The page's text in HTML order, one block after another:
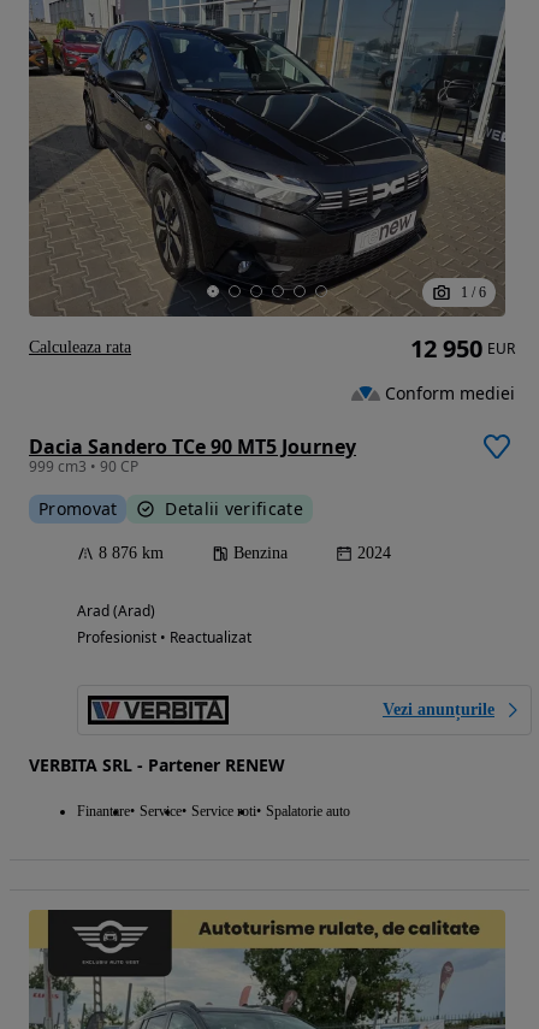
1 / 6
Dacia Sandero TCe 90 MT5 Journey
999 cm3 • 90 CP
Promovat Detalii verificate
8 876 km Benzina 2024
Arad (Arad)
Profesionist • Reactualizat
Vezi anunțurile
VERBITA SRL - Partener RENEW
Finantare Service Service roti Spalatorie auto
12 950 EUR
Conform mediei
Calculeaza rata